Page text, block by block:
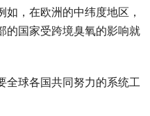
，在欧洲的中纬度地区，
的国家受跨境臭氧的影响就
全球各国共同努力的系统工